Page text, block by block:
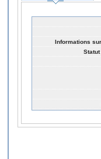
Informations